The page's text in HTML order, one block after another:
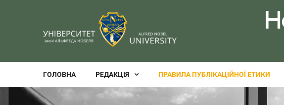
ГОЛОВНА РЕДАКЦІЯ ПРАВИЛА ПУБЛІКАЦІЙНОЇ ЕТИКИ